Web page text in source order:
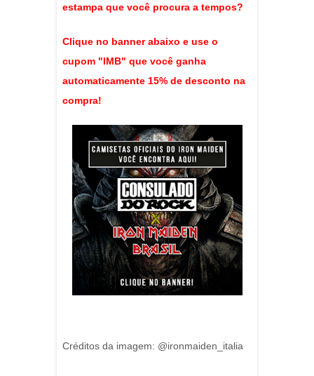
estampa que você procura a tempos?
Clique no banner abaixo e use o
cupom "IMB" que você ganha
automaticamente 15% de desconto na
compra!
Créditos da imagem: @ironmaiden_italia